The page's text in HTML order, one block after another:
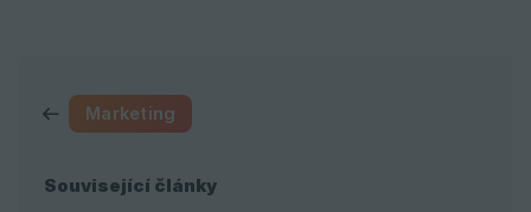
Marketing
Související články